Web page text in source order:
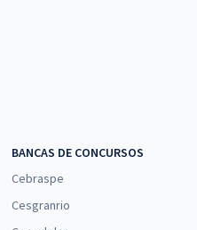
BANCAS DE CONCURSOS
Cebraspe
Cesgranrio